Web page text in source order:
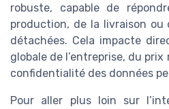
robuste, capable de
production, de la livraison ou
détachées. Cela impacte
globale de l’entreprise, du
confidentialité des données
Pour aller plus loin sur